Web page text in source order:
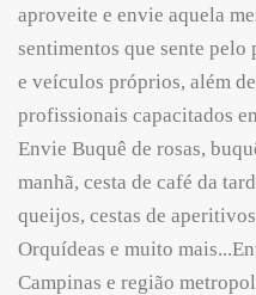
aproveite e envie aquela
sentimentos que sente pelo
e veículos próprios, além
profissionais capacitados
Envie Buquê de rosas,
manhã, cesta de café da
queijos, cestas de
Orquídeas e muito
Campinas e região